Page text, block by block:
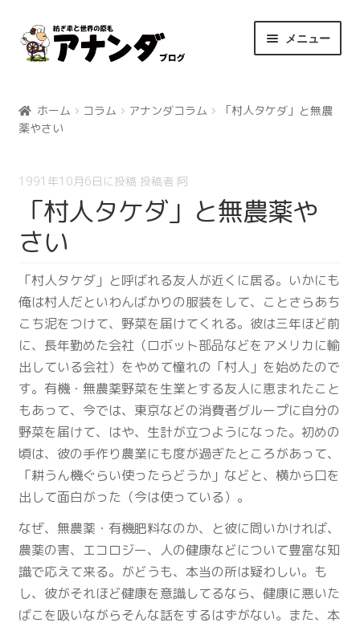
ナ
ビ
シ
ョ
ス
ッ
プ
コ
ン
ツ
へ
ッ
メニュー
ホーム コラム アナンダコラム
「村人タケダ」と無農
薬やさい
1991年10月6日 に投稿 投稿者 阿
「村人タケダ」と無農薬や
さい
「村人タケダ」と呼ばれる友人が近くに居る。いかにも
俺は村人だといわんばかりの服装をして、ことさらあち
こち泥をつけて、野菜を届けてくれる。彼は三年ほど前
に、長年勤めた会社（ロボット部品などをアメリカに輸
出している会社）をやめて憧れの「村人」を始めたので
す。有機・無農薬野菜を生業とする友人に恵まれたこと
もあって、今では、東京などの消費者グループに自分の
野菜を届けて、はや、生計が立つようになった。初めの
頃は、彼の手作り農業にも度が過ぎたところがあって、
「耕うん機ぐらい使ったらどうか」などと、横から口を
出して面白がった（今は使っている）。
なぜ、無農薬・有機肥料なのか、と彼に問いかければ、
農薬の害、エコロジー、人の健康などについて豊富な知
識で応えて来る。がどうも、本当の所は疑わしい。も
し、彼がそれほど健康を意識してるなら、健康に悪いた
ばこを吸いながらそんな話をするはずがない。また、本